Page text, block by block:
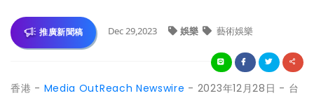
推廣新聞稿 Dec 29,2023 娛樂 藝術娛樂
香港 - Media OutReach Newswire - 2023年12月28日 - 台